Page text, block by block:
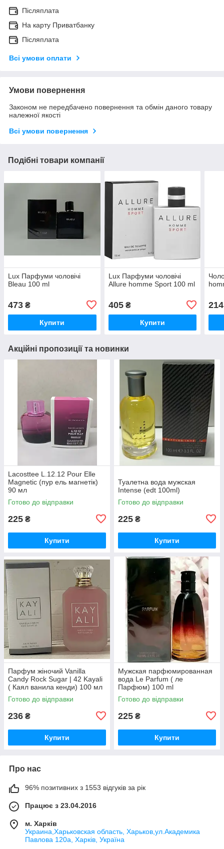
Післяплата
На карту Приватбанку
Післяплата
Всі умови оплати
Умови повернення
Законом не передбачено повернення та обмін даного товару
належної якості
Всі умови повернення
Подібні товари компанії
Lux Парфуми чоловічі
Bleau 100 ml
473 ₴
Купити
Lux Парфуми чоловічі
Allure homme Sport 100 ml
405₴
Купити
214
Акційні пропозиції та новинки
Lacosttee L.12.12 Pour Elle
Magnetic (пур ель магнетік)
90 мл
Готово до відправки
225 ₴
Купити
Туалетна вода мужская
Intense (edt 100ml)
Готово до відправки
225 ₴
Купити
Парфум жіночий Vanilla
Candy Rock Sugar | 42 Kayali
( Каял ванила кенди) 100 мл
Готово до відправки
236 ₴
Купити
Мужская парфюмированная
вода Le Parfum ( ле
Парфюм) 100 ml
Готово до відправки
225 ₴
Купити
Про нас
96% позитивних з 1553 відгуків за рік
Працює з 23.04.2016
м. Харків
Украина,Харьковская область, Харьков,ул.Академика
Павлова 120а, Харків, Україна